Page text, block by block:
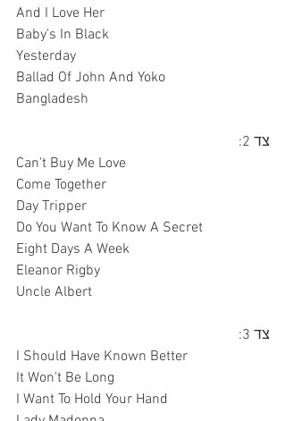
And I Love Her
Baby's In Black
Yesterday
Ballad Of John And Yoko
Bangladesh
צד 2:
Can't Buy Me Love
Come Together
Day Tripper
Do You Want To Know A Secret
Eight Days A Week
Eleanor Rigby
Uncle Albert
צד 3:
I Should Have Known Better
It Won't Be Long
I Want To Hold Your Hand